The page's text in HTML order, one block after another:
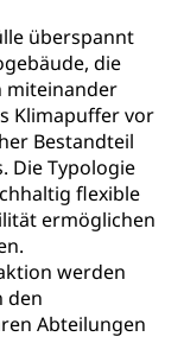
überspannt
die
miteinander
Klimapuffer vor
Bestandteil
Die Typologie
flexible
ermöglichen
werden
den
Abteilungen